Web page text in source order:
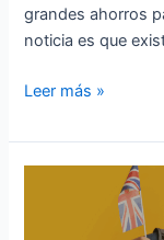
grandes ahorros
noticia es que
Leer más »